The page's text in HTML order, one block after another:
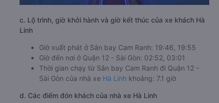
c. Lộ trình, giờ khởi hành và giờ kết thúc của xe khách Hà
Linh
Giờ xuất phát ở Sân bay Cam Ranh: 19:46, 19:55
Giờ đến nơi ở Quận 12 - Sài Gòn: 02:52, 03:01
Thời gian chạy từ Sân bay Cam Ranh đi Quận 12 -
Sài Gòn của nhà xe Hà Linh khoảng: 7.1 giờ
d. Các điểm đón khách của nhà xe Hà Linh